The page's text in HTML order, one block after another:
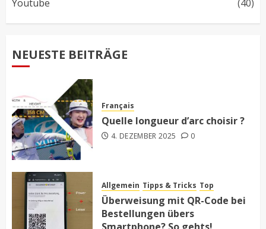
Youtube
(40)
NEUESTE BEITRÄGE
Français
Quelle longueur d’arc choisir ?
4. DEZEMBER 2025 0
Allgemein Tipps & Tricks Top
Überweisung mit QR-Code bei
Bestellungen übers